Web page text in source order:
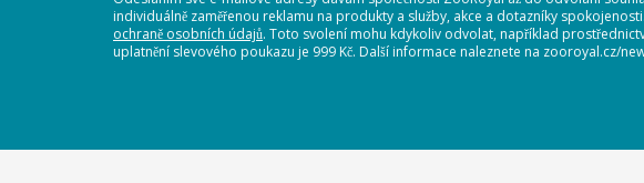
individuálně zaměřenou reklamu na produkty a služby, akce a dotazníky
ochraně osobních údajů. Toto svolení mohu kdykoliv odvolat, například
uplatnění slevového poukazu je 999 Kč. Další informace naleznete na zooroyal.cz/